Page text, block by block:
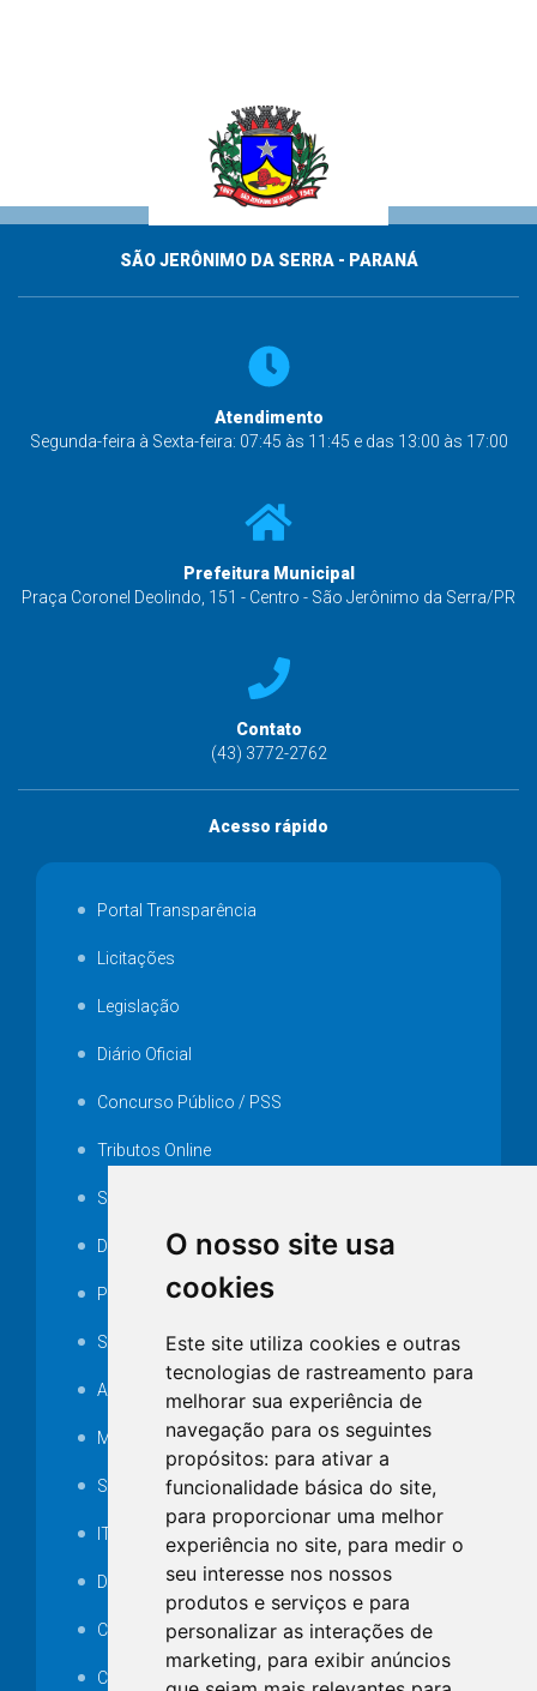
O nosso site usa
cookies
Este site utiliza cookies e outras
tecnologias de rastreamento para
melhorar sua experiência de
navegação para os seguintes
propósitos: para ativar a
funcionalidade básica do site,
para proporcionar uma melhor
experiência no site, para medir o
seu interesse nos nossos
produtos e serviços e para
personalizar as interações de
marketing, para exibir anúncios
SÃO JERÔNIMO DA SERRA - PARANÁ
Atendimento
Segunda-feira à Sexta-feira: 07:45 às 11:45 e das 13:00 às 17:00
Prefeitura Municipal
Praça Coronel Deolindo, 151 - Centro - São Jerônimo da Serra/PR
Contato
(43) 3772-2762
Acesso rápido
Portal Transparência
Licitações
Legislação
Diário Oficial
Concurso Público / PSS
Tributos Online
Serviços ISS-E
Decretos
Portarias
SAMAE
Audiência pública
MANUTENÇÃO DE ILUMINAÇÃO PÚBLICA
Serviços Técnicos TI
ITR
Desapropriações
Catalogo Eletrônico de Padronização
Consórcios Municipais